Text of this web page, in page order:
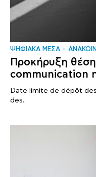
ΨΗΦΙΑΚΑ ΜΕΣΑ
Προκήρυξη
communication
Date limite de dépôt
des..